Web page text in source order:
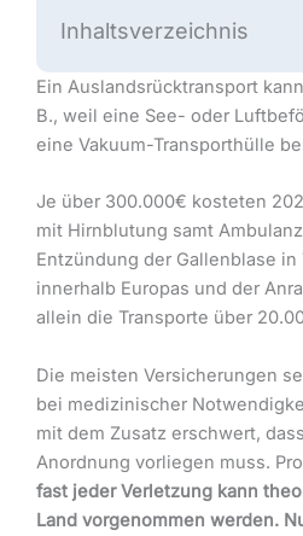
Inhaltsverzeichnis
Ein Auslandsrücktransport
B., weil eine See- oder
eine Vakuum-Transporthülle
Je über 300.000€ kosteten
mit Hirnblutung samt
Entzündung der Gallenblase in
innerhalb Europas und der
allein die Transporte über
Die meisten Versicherungen
bei medizinischer
mit dem Zusatz erschwert,
Anordnung vorliegen muss.
fast jeder Verletzung kann
Land vorgenommen werden.